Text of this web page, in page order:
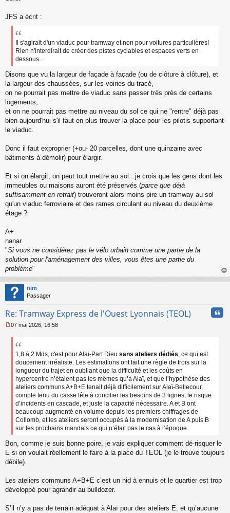
s
u
JFS a écrit :
Il s'agirait d'un viaduc pour tramway et non pour voitures particulières!
Rien n'interdirait de créer des pistes cyclables et espaces verts en
dessous...
Disons que vu la largeur de façade à façade (ou de clôture à clôture), et
la largeur des chaussées, sur les voiries du tracé,
on ne pourrait pas mettre de viaduc sans passer très près de certains
logements,
et on ne pourrait pas mettre au niveau du sol ce qui ne "rentre" déjà pas
bien aujourd'hui s'il faut en plus trouver la place pour les pilotis supportant
le viaduc.
Donc il faut exproprier (+ou- 20 parcelles, dont une quinzaine avec
bâtiments à démolir) pour élargir.
Et si on élargit, on peut tout mettre au sol : je crois que les gens dont les
immeubles ou maisons auront été préservés (parce que déjà
suffisamment en retrait) trouveront alors moins pire un tramway au sol
qu'un viaduc ferroviaire et des rames circulant au niveau du deuxième
étage ?
A+
nanar
"Si vous ne considérez pas le vélo urbain comme une partie de la
solution pour l'aménagement des villes, vous êtes une partie du
problème"
au
nim
Passager
Re: Tramway Express de l'Ouest Lyonnais (TEOL)
e
07 mai 2026, 16:58
1,8 à 2 Mds, c'est pour Alaï-Part Dieu sans ateliers dédiés, ce qui est
doucement irréaliste. Les estimations ont fait une règle de trois sur la
longueur du trajet en oubliant que la difficulté et les coûts en
hypercentre n’étaient pas les mêmes qu’à Alaï, et que l’hypothèse des
ateliers communs A+B+E tenait déjà difficilement sur Alaï-Bellecour,
compte tenu du casse tête à concilier les besoins de 3 lignes, le risque
d’incidents en cascade, et juste la capacité nécessaire. A et B ont
beaucoup augmenté en volume depuis les premiers chiffrages de
Collomb, et les ateliers seront occupés à la modernisation de A puis B
sur les prochains mandats ce qui n’était pas le cas à l’époque.
Bon, comme je suis bonne poire, je vais expliquer comment dé-risquer le
E si on voulait réellement le faire à la place du TEOL (je le trouve toujours
débile).
Les ateliers communs A+B+E c’est un nid à ennuis et le quartier est trop
développé pour agrandir au bulldozer.
S’il n’y a pas de terrain adéquat à Alaï pour des ateliers E, et qu’aucune